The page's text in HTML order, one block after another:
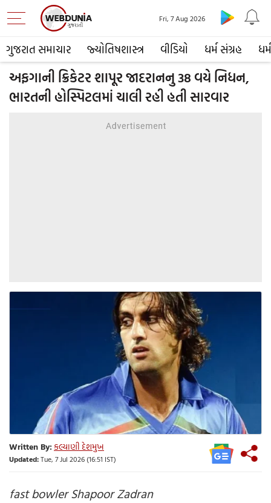
ગુજરાત સમાચાર જ્યોતિષશાસ્ત્ર વીડિયો ધર્મ સંગ્રહ ધર્મ
Fri, 7 Aug 2026
અફગાની ક્રિકેટર શાપૂર જાદરાનનુ 38 વયે નિધન,
ભારતની હોસ્પિટલમાં ચાલી રહી હતી સારવાર
Written By:કલ્યાણી દેશમુખ
Updated:Tue, 7 Jul 2026 (16:51 IST)
fast bowler Shapoor Zadran